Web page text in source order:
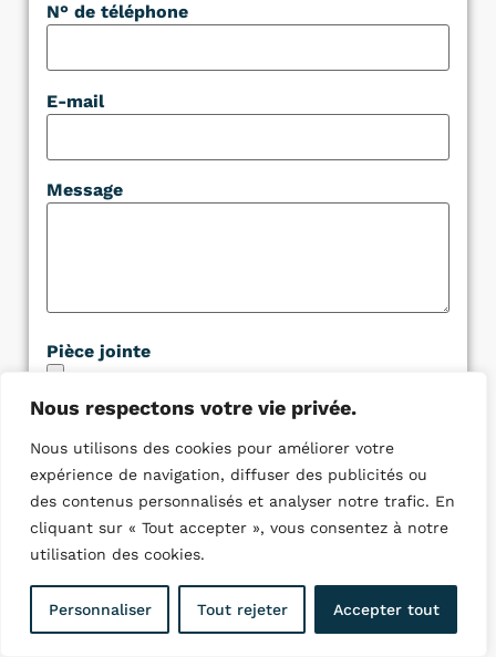
Nous respectons votre vie privée.
Nous utilisons des cookies pour améliorer votre
expérience de navigation, diffuser des publicités ou
des contenus personnalisés et analyser notre trafic. En
cliquant sur « Tout accepter », vous consentez à notre
utilisation des cookies.
Personnaliser Tout rejeter Accepter tout
N° de téléphone
E-mail
Message
Pièce jointe
Quelques villes ou nous